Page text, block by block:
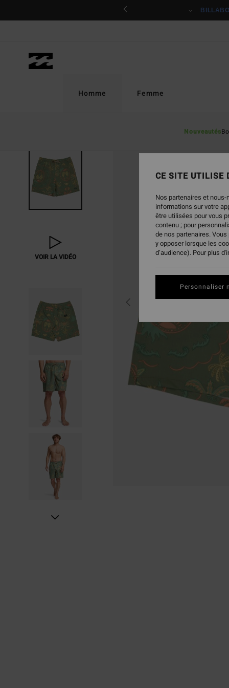
Homme
Nouveautés
Femme
VOIR LA VIDÉO
CE SITE UTILISE
Nos partenaires et
informations sur votre
être utilisées pour vous
contenu ; pour
de nos partenaires.
y opposer lorsque les
d’audience). Pour plus
Personnaliser